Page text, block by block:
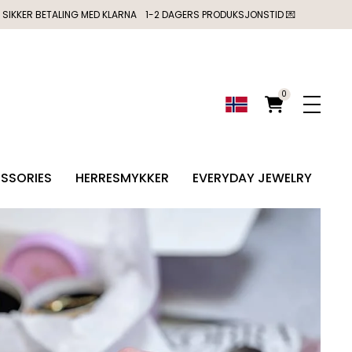
SIKKER BETALING MED KLARNA 1-2 DAGERS PRODUKSJONSTID 💌
0
HERRESMYKKER EVERYDAY JEWELRY